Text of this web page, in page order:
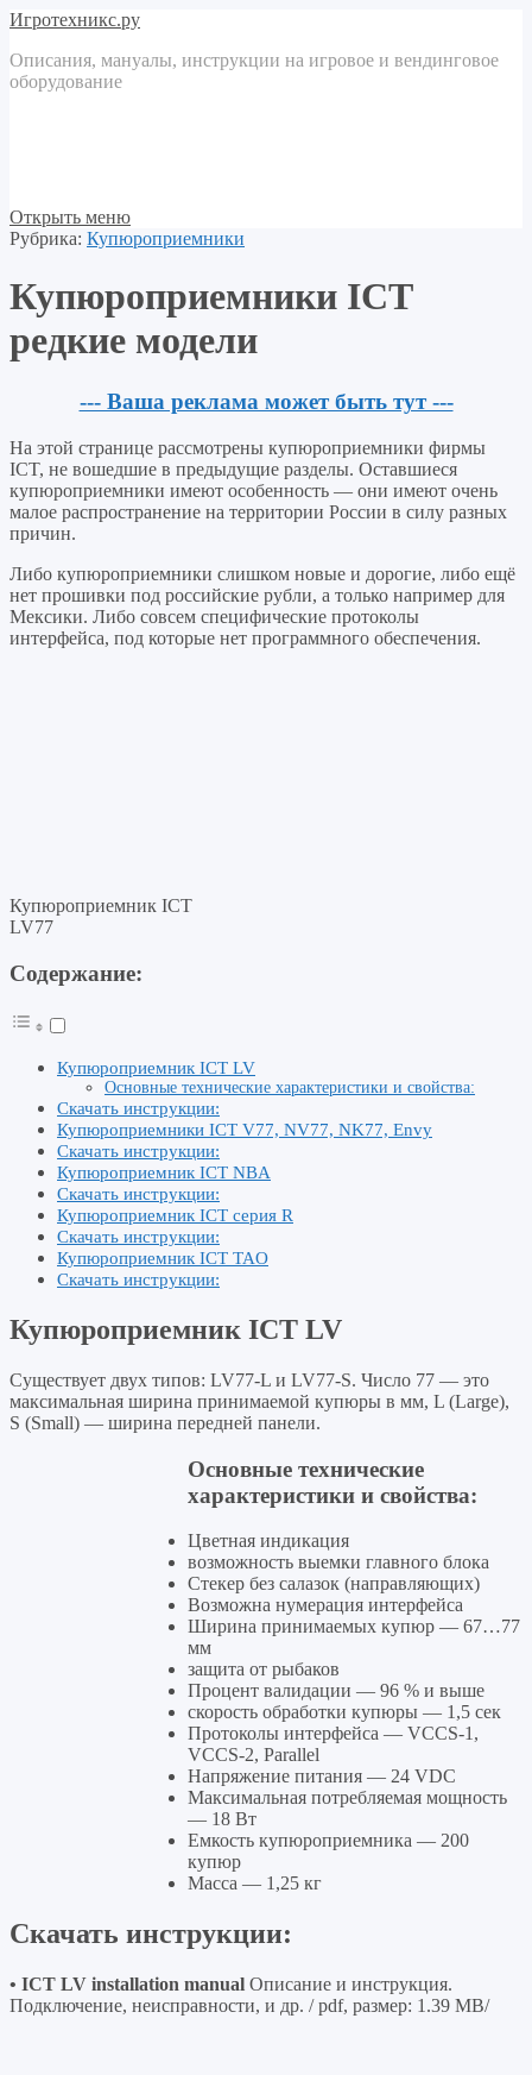
Игротехникс.ру
Описания, мануалы, инструкции на игровое и вендинговое
оборудование
Открыть меню
Рубрика: Купюроприемники
Купюроприемники ICT
редкие модели
--- Ваша реклама может быть тут ---
На этой странице рассмотрены купюроприемники фирмы
ICT, не вошедшие в предыдущие разделы. Оставшиеся
купюроприемники имеют особенность — они имеют очень
малое распространение на территории России в силу разных
причин.
Либо купюроприемники слишком новые и дорогие, либо ещё
нет прошивки под российские рубли, а только например для
Мексики. Либо совсем специфические протоколы
интерфейса, под которые нет программного обеспечения.
Купюроприемник ICT
LV77
Содержание:
Купюроприемник ICT LV
Основные технические характеристики и свойства:
Скачать инструкции:
Купюроприемники ICT V77, NV77, NK77, Envy
Скачать инструкции:
Купюроприемник ICT NBA
Скачать инструкции:
Купюроприемник ICT серия R
Скачать инструкции:
Купюроприемник ICT TAO
Скачать инструкции:
Купюроприемник ICT LV
Существует двух типов: LV77-L и LV77-S. Число 77 — это
максимальная ширина принимаемой купюры в мм, L (Large),
S (Small) — ширина передней панели.
Основные технические
характеристики и свойства:
Цветная индикация
возможность выемки главного блока
Стекер без салазок (направляющих)
Возможна нумерация интерфейса
Ширина принимаемых купюр — 67…77
мм
защита от рыбаков
Процент валидации — 96 % и выше
скорость обработки купюры — 1,5 сек
Протоколы интерфейса — VCCS-1,
VCCS-2, Parallel
Напряжение питания — 24 VDC
Максимальная потребляемая мощность
— 18 Вт
Емкость купюроприемника — 200
купюр
Масса — 1,25 кг
Скачать инструкции:
• ICT LV installation manual Описание и инструкция.
Подключение, неисправности, и др. / pdf, размер: 1.39 MB/